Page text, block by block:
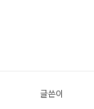
글쓴이